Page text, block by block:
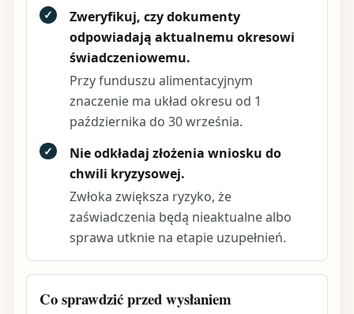
✓
Zweryfikuj, czy dokumenty
odpowiadają aktualnemu okresowi
świadczeniowemu.
Przy funduszu alimentacyjnym
znaczenie ma układ okresu od 1
października do 30 września.
✓
Nie odkładaj złożenia wniosku do
chwili kryzysowej.
Zwłoka zwiększa ryzyko, że
zaświadczenia będą nieaktualne albo
sprawa utknie na etapie uzupełnień.
Co sprawdzić przed wysłaniem